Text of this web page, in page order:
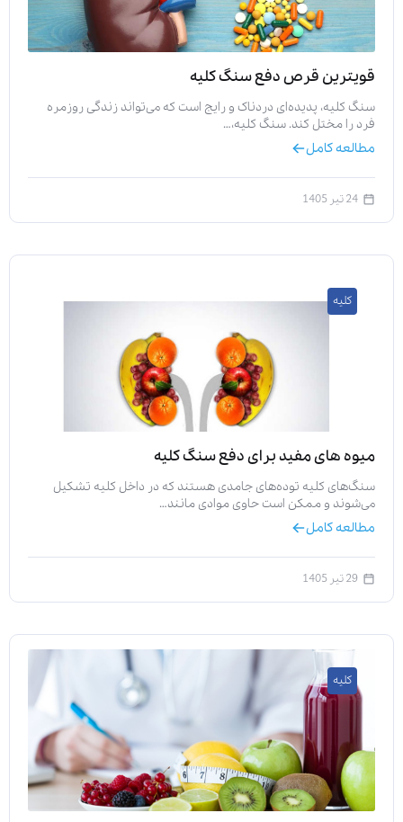
قویترین قرص دفع سنگ کلیه
سنگ کلیه، پدیده‌ای دردناک و رایج است که می‌تواند زندگی روزمره
فرد را مختل کند. سنگ کلیه،…
مطالعه کامل
24 تیر 1405
کلیه
میوه های مفید برای دفع سنگ کلیه
سنگ‌های کلیه توده‌های جامدی هستند که در داخل کلیه تشکیل
می‌شوند و ممکن است حاوی موادی مانند…
مطالعه کامل
29 تیر 1405
کلیه